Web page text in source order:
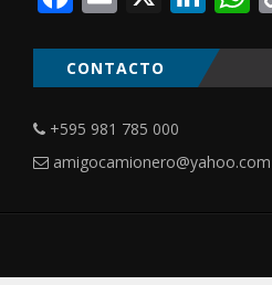
CONTACTO
+595 981 785 000
amigocamionero@yahoo.com